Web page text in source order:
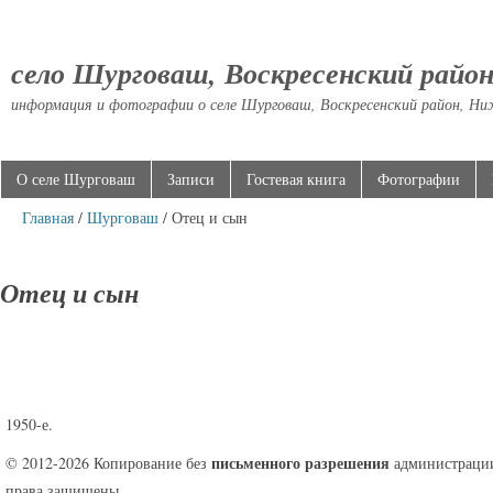
село Шурговаш, Воскресенский район
информация и фотографии о селе Шурговаш, Воскресенский район,
О селе Шурговаш Записи Гостевая книга Фотографии
Главная / Шурговаш / Отец и сын
Отец и сын
1950-е.
© 2012-2026 Копирование без письменного разрешения